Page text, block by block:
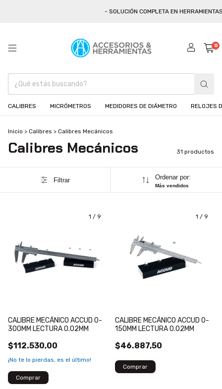
- SOLUCIÓN COMPLETA EN HERRAMIENTAS!
0
CALIBRES MICRÓMETROS MEDIDORES DE DIÁMETRO RELOJES
Inicio > Calibres > Calibres Mecánicos
Calibres Mecánicos 31 productos
Filtrar Ordenar por:
Más vendidos
1 / 9
CALIBRE MECÁNICO ACCUD 0-
300MM LECTURA 0.02MM
$112.530,00
¡No te lo pierdas, es el último!
1 / 9
CALIBRE MECÁNICO ACCUD 0-
150MM LECTURA 0.02MM
$46.887,50